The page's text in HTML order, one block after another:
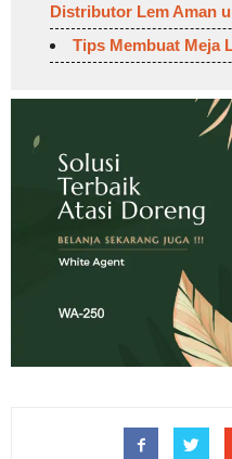
Distributor Lem Aman
Tips Membuat Meja